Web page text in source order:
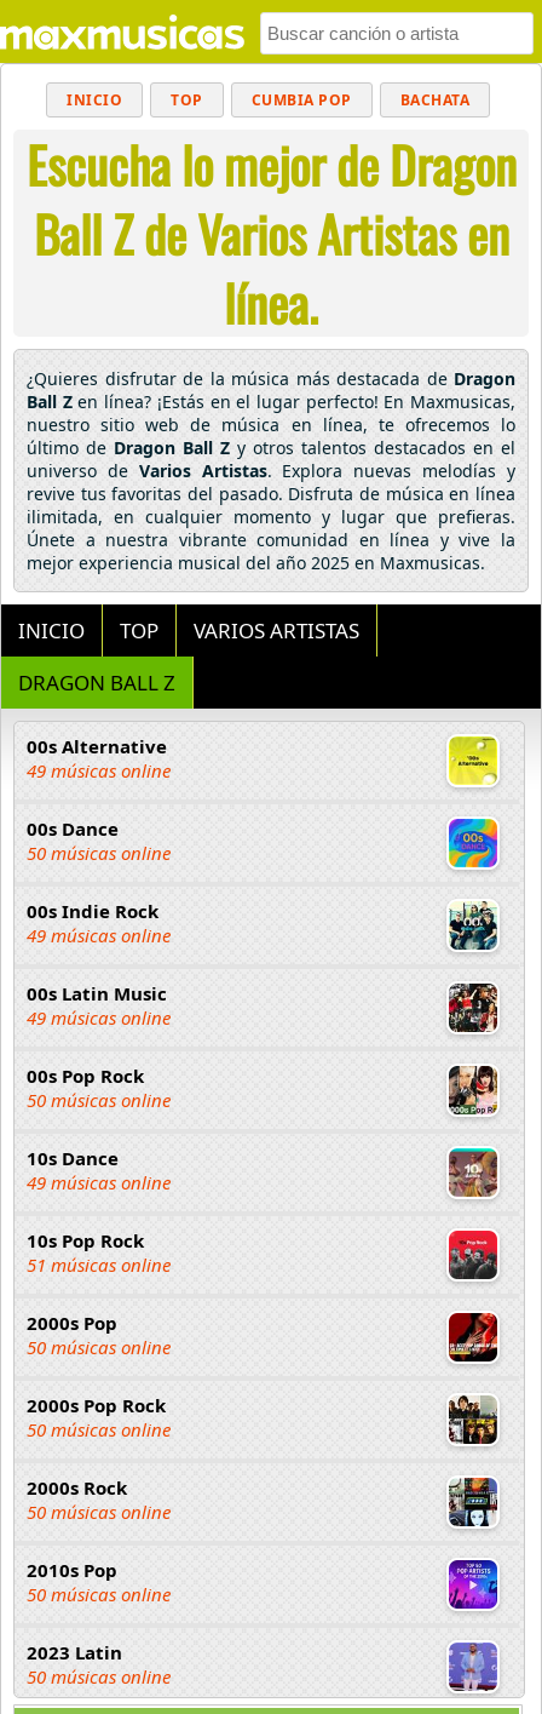
INICIO TOP CUMBIA POP BACHATA
MUSICA CRISTIANA REGGAETON
BALADAS ALTERNATIVO ELECTRÓNICA
CUMBIAS
Escucha lo mejor de Dragon
Ball Z de Varios Artistas en
línea.
¿Quieres disfrutar de la música más destacada de Dragon
Ball Zen línea? ¡Estás en el lugar perfecto! En Maxmusicas,
nuestro sitio web de música en línea, te ofrecemos lo
último de Dragon Ball Z y otros talentos destacados en el
universo de Varios Artistas. Explora nuevas melodías y
revive tus favoritas del pasado. Disfruta de música en línea
ilimitada, en cualquier momento y lugar que prefieras.
Únete a nuestra vibrante comunidad en línea y vive la
mejor experiencia musical del año 2025 en Maxmusicas.
INICIO TOP
VARIOS ARTISTAS
DRAGON BALL Z
00s Alternative
49 músicas online
00s Dance
50 músicas online
00s Indie Rock
49 músicas online
00s Latin Music
49 músicas online
00s Pop Rock
50 músicas online
10s Dance
49 músicas online
10s Pop Rock
51 músicas online
2000s Pop
50 músicas online
2000s Pop Rock
50 músicas online
2000s Rock
50 músicas online
2010s Pop
50 músicas online
2023 Latin
50 músicas online